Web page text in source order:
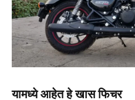
यामध्ये आहेत हे खास फिचर